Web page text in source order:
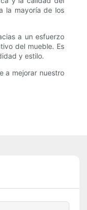
la mayoría de los
a un esfuerzo
del mueble. Es
y estilo.
a mejorar nuestro